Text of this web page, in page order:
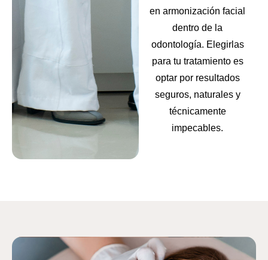
en armonización facial
dentro de la
odontología. Elegirlas
para tu tratamiento es
optar por resultados
seguros, naturales y
técnicamente
impecables.